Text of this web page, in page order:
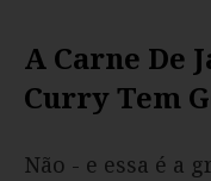
A Carne De
Curry Tem
Não - e essa é a